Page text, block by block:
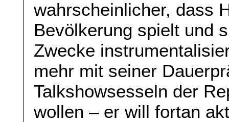
wahrscheinlicher, dass
Bevölkerung spielt und
Zwecke
mehr mit seiner
Talkshowsesseln der
wollen – er will fortan